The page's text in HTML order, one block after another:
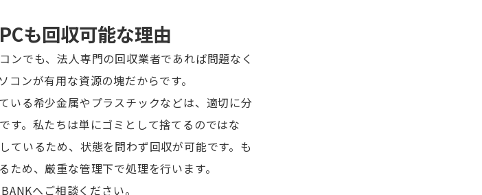
も回収可能な理由
ンでも、法人専門の回収業者であれば問題なく
ンが有用な資源の塊だからです。
いる希少金属やプラスチックなどは、適切に分
す。私たちは単にゴミとして捨てるのではな
ているため、状態を問わず回収が可能です。も
め、厳重な管理下で処理を行います。
へご相談ください。